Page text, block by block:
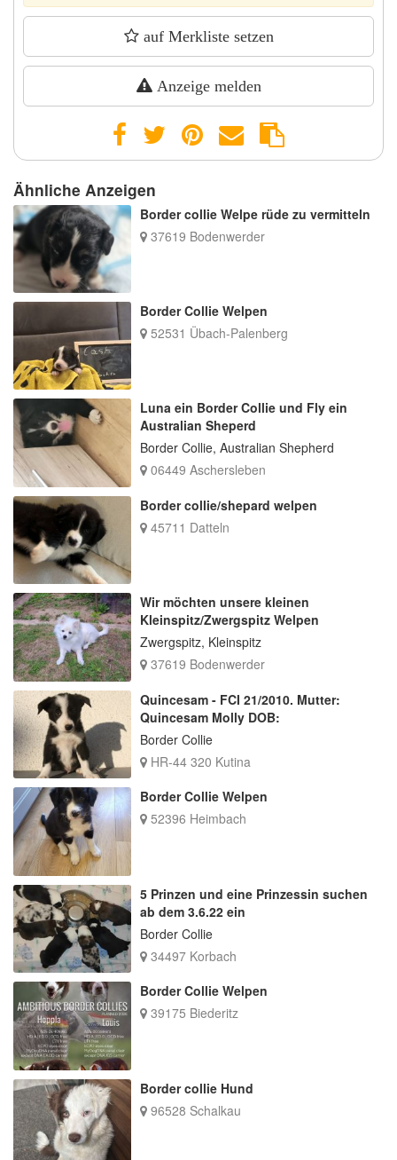
auf Merkliste setzen
Anzeige melden
Ähnliche Anzeigen
Border collie Welpe rüde zu vermitteln
37619 Bodenwerder
Border Collie Welpen
52531 Übach-Palenberg
Luna ein Border Collie und Fly ein
Australian Sheperd
Border Collie, Australian Shepherd
06449 Aschersleben
Border collie/shepard welpen
45711 Datteln
Wir möchten unsere kleinen
Kleinspitz/Zwergspitz Welpen
Zwergspitz, Kleinspitz
37619 Bodenwerder
Quincesam - FCI 21/2010. Mutter:
Quincesam Molly DOB:
Border Collie
HR-44 320 Kutina
Border Collie Welpen
52396 Heimbach
5 Prinzen und eine Prinzessin suchen
ab dem 3.6.22 ein
Border Collie
34497 Korbach
Border Collie Welpen
39175 Biederitz
Border collie Hund
96528 Schalkau